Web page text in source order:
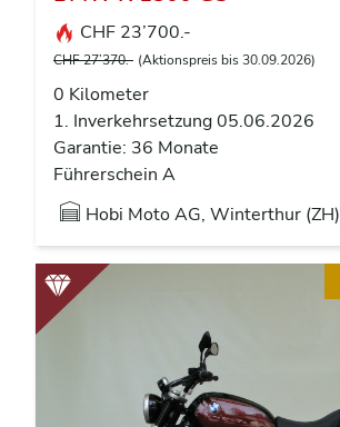
CHF 23’700.-
CHF 27’370.- (Aktionspreis bis 30.09.2026)
0 Kilometer
1. Inverkehrsetzung 05.06.2026
Garantie: 36 Monate
Führerschein A
Hobi Moto AG, Winterthur (ZH)